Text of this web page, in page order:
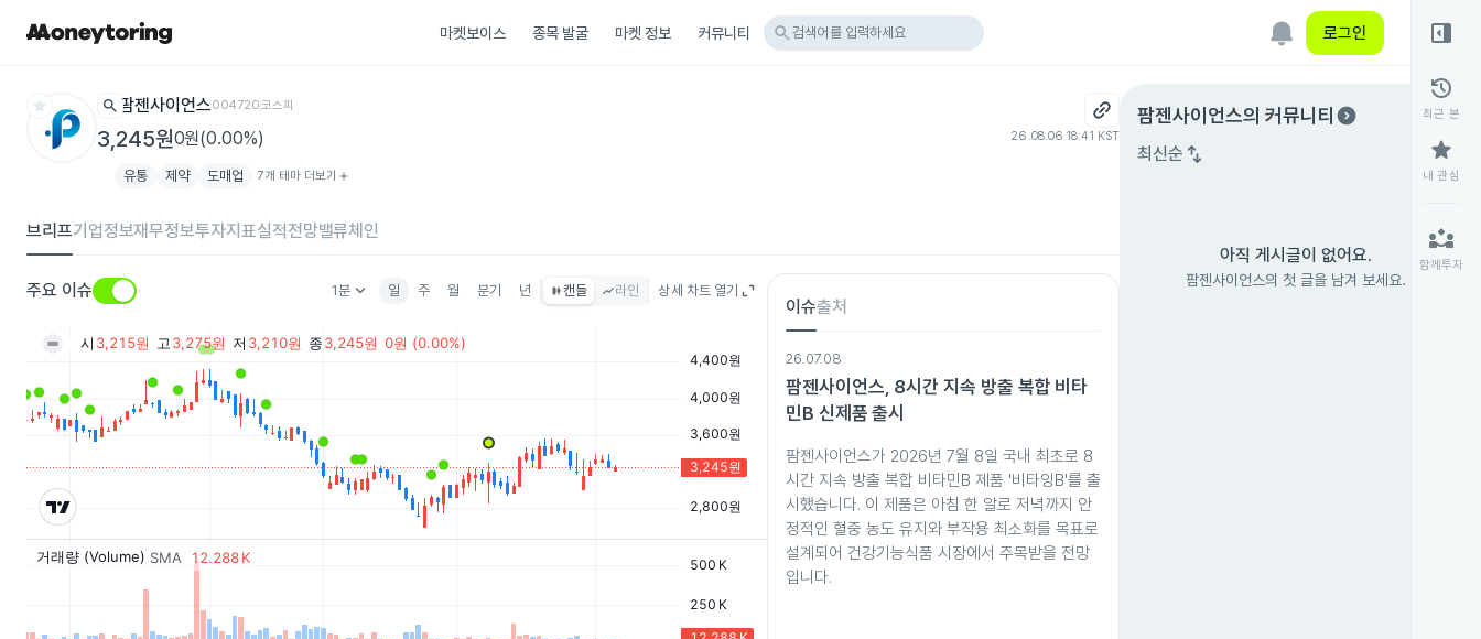
마켓보이스 종목 발굴 마켓 정보 커뮤니티 search 검색어를 입력하세요 로그인
star search 팜젠사이언스004720코스피
3,245원0원(0.00%) 26.08.06 18:41 KST
유통 제약 도매업 7개 테마 더보기 add
브리프기업정보재무정보투자지표실적전망밸류체인
주요 이슈 1분keyboard_arrow_down 일 주 월 분기 년 캔들 라인 상세 차트 열기
이슈출처
26.07.08
팜젠사이언스, 8시간 지속 방출 복합 비타
민B 신제품 출시
팜젠사이언스가 2026년 7월 8일 국내 최초로 8
시간 지속 방출 복합 비타민B 제품 '비타잉B'를 출
시했습니다. 이 제품은 아침 한 알로 저녁까지 안
정적인 혈중 농도 유지와 부작용 최소화를 목표로
설계되어 건강기능식품 시장에서 주목받을 전망
입니다.
팜젠사이언스의 커뮤니티 expand_circle_right
최신순 swap_vert
아직 게시글이 없어요.
팜젠사이언스의 첫 글을 남겨 보세요.
right_panel_open
history
최근 본
star
내 관심
partner_exchange
함께투자